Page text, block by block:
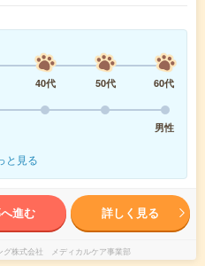
40代 50代
60代
男性
と見る
進む 詳しく見る
グ株式会社 メディカルケア事業部